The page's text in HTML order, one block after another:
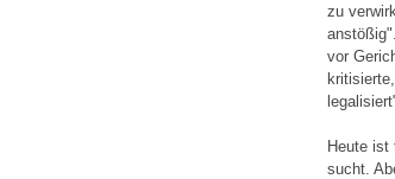
zu
vor
Heute ist
sucht.